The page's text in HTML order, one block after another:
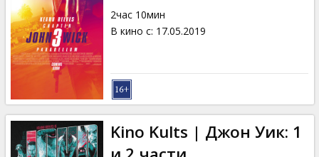
2час 10мин
В кино с: 17.05.2019
Kino Kults | Джон Уик: 1